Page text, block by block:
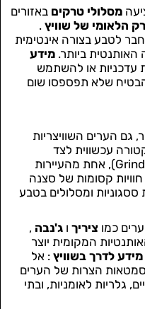
מסלולי טרקים באזורים
הלאומי של שוויץ .
לטבע בצורה אינטימית
האותנטית ביותר. מידע
עדכניות או להשתמש
שלא תפספסו שום
גם הערים השוויצריות
עכשווית לצד
(Grindelwald), אחת מהעיירות
קסומות של סצנה
ומסלולים בטבע
כמו ציריך ו ג'נבה ,
המקומית יוצר
מידע לדרך בשוויץ : אל
הצרות של הערים
גלריות לאומניות, ובתי